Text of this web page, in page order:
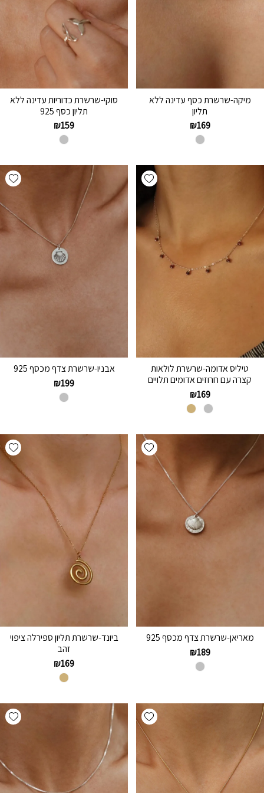
מיקה-שרשרת כסף עדינה ללא
תליון
₪169
סוקי-שרשרת כדוריות עדינה ללא
תליון כסף 925
₪159
Add wishlist
טיליס אדומה-שרשרת לולאות
קצרה עם חרוזים אדומים תלויים
₪169
אבניו-שרשרת צדף מכסף 925
₪199
Add wishlist
מאריאן-שרשרת צדף מכסף 925
₪189
ביונד-שרשרת תליון ספירלה ציפוי
זהב
₪169
Add wishlist